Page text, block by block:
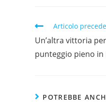
Articolo
Un’altra vittoria
punteggio pieno in
POTREBBE